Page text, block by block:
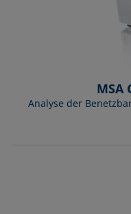
MSA
Analyse der